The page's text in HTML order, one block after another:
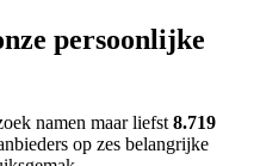
persoonlijke
namen maar liefst 8.719
op zes belangrijke